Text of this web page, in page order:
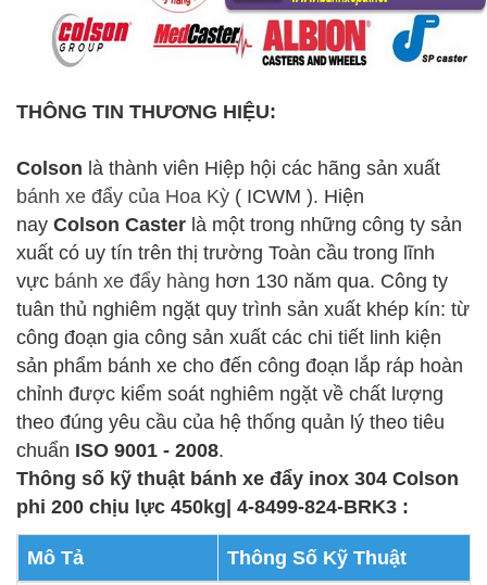
THÔNG TIN THƯƠNG HIỆU:
Colson là thành viên Hiệp hội các hãng sản xuất
bánh xe đẩy của Hoa Kỳ ( ICWM ). Hiện
nay Colson Caster là một trong những công ty sản
xuất có uy tín trên thị trường Toàn cầu trong lĩnh
vực bánh xe đẩy hàng hơn 130 năm qua. Công ty
tuân thủ nghiêm ngặt quy trình sản xuất khép kín: từ
công đoạn gia công sản xuất các chi tiết linh kiện
sản phẩm bánh xe cho đến công đoạn lắp ráp hoàn
chỉnh được kiểm soát nghiêm ngặt về chất lượng
theo đúng yêu cầu của hệ thống quản lý theo tiêu
chuẩn ISO 9001 - 2008.
Thông số kỹ thuật bánh xe đẩy inox 304 Colson
phi 200 chịu lực 450kg| 4-8499-824-BRK3 :
Mô Tả Thông Số Kỹ Thuật